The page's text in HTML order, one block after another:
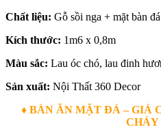
Chất liệu: Gỗ sồi nga + mặt bàn
Kích thước: 1m6 x 0,8m
Màu sắc: Lau óc chó, lau đinh
Sản xuất: Nội Thất 360 Decor
♦ BÀN ĂN MẶT ĐÁ – GIÁ
CHÁY